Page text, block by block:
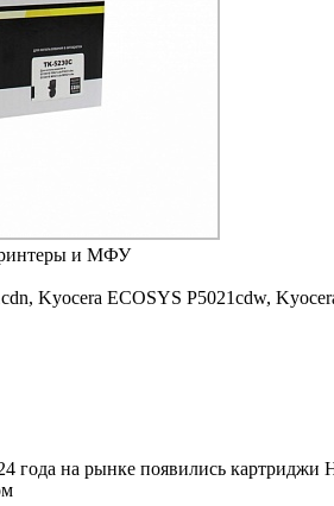
и МФУ
Kyocera ECOSYS P5021cdw,
года на рынке появились